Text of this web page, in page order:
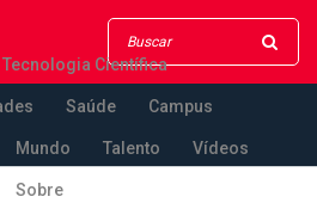
Tecnologia Científica
Saúde Campus
Mundo Talento Vídeos
Sobre